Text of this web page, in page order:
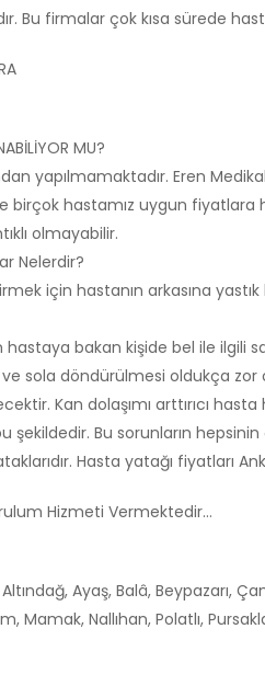
Bu firmalar çok kısa sürede
MU?
yapılmamaktadır. Eren
hastamız uygun fiyatlara
olmayabilir.
Nelerdir?
için hastanın arkasına
hastaya bakan kişide bel ile ilgili
sola döndürülmesi oldukça zor
Kan dolaşımı arttırıcı hasta
şekildedir. Bu sorunların
Hasta yatağı fiyatları
Hizmeti Vermektedir…
Ayaş, Balâ, Beypazarı,
Mamak, Nallıhan, Polatlı,